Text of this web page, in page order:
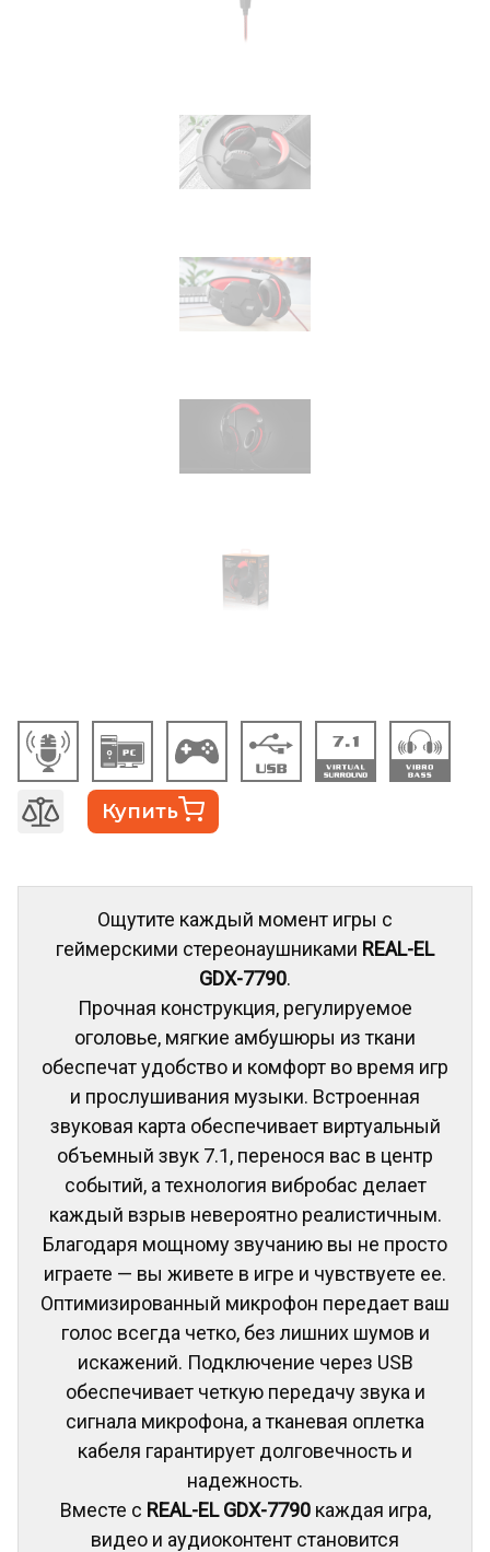
Купить
Ощутите каждый момент игры с
геймерскими стереонаушниками REAL-EL
GDX-7790.
Прочная конструкция, регулируемое
оголовье, мягкие амбушюры из ткани
обеспечат удобство и комфорт во время игр
и прослушивания музыки. Встроенная
звуковая карта обеспечивает виртуальный
объемный звук 7.1, перенося вас в центр
событий, а технология вибробас делает
каждый взрыв невероятно реалистичным.
Благодаря мощному звучанию вы не просто
играете — вы живете в игре и чувствуете ее.
Оптимизированный микрофон передает ваш
голос всегда четко, без лишних шумов и
искажений. Подключение через USB
обеспечивает четкую передачу звука и
сигнала микрофона, а тканевая оплетка
кабеля гарантирует долговечность и
надежность.
Вместе с REAL-EL GDX-7790каждая игра,
видео и аудиоконтент становится